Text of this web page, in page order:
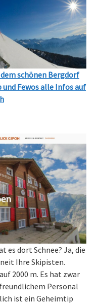
schönen Bergdorf
Fewos alle Infos auf
es dort Schnee? Ja, die
Ihre Skipisten.
2000 m. Es hat zwar
Personal
ist ein Geheimtip